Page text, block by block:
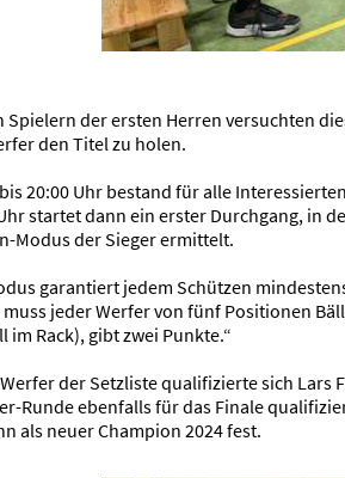
Spielern der ersten Herren versuchten
den Titel zu holen.
20:00 Uhr bestand für alle
startet dann ein erster Durchgang, in
Modus der Sieger ermittelt.
garantiert jedem Schützen
jeder Werfer von fünf Positionen
im Rack), gibt zwei Punkte.“
der Setzliste qualifizierte sich Lars
Runde ebenfalls für das Finale
als neuer Champion 2024 fest.